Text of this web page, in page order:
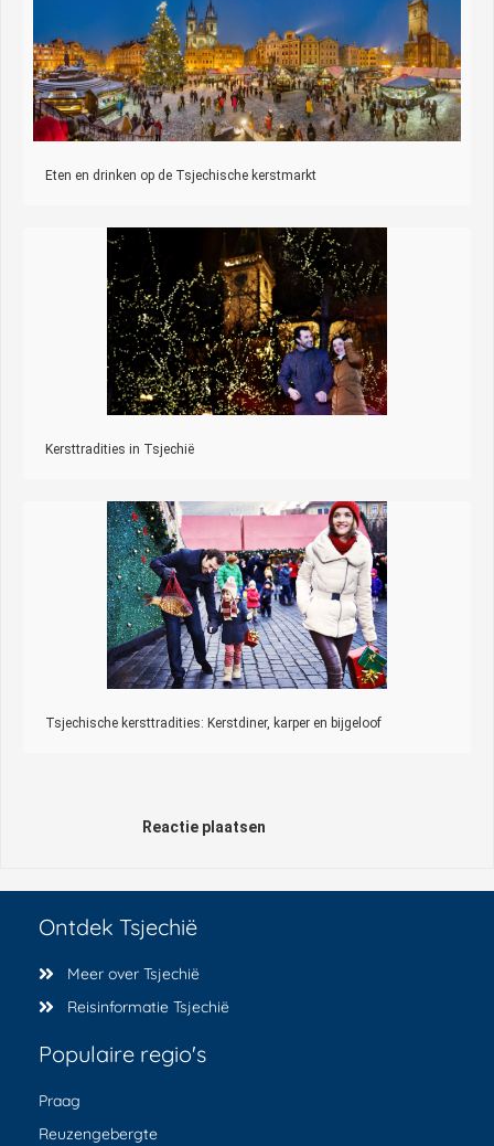
Eten en drinken op de Tsjechische kerstmarkt
Kersttradities in Tsjechië
Tsjechische kersttradities: Kerstdiner, karper en bijgeloof
Reactie plaatsen
Ontdek Tsjechië
Meer over Tsjechië
Reisinformatie Tsjechië
Populaire regio's
Praag
Reuzengebergte